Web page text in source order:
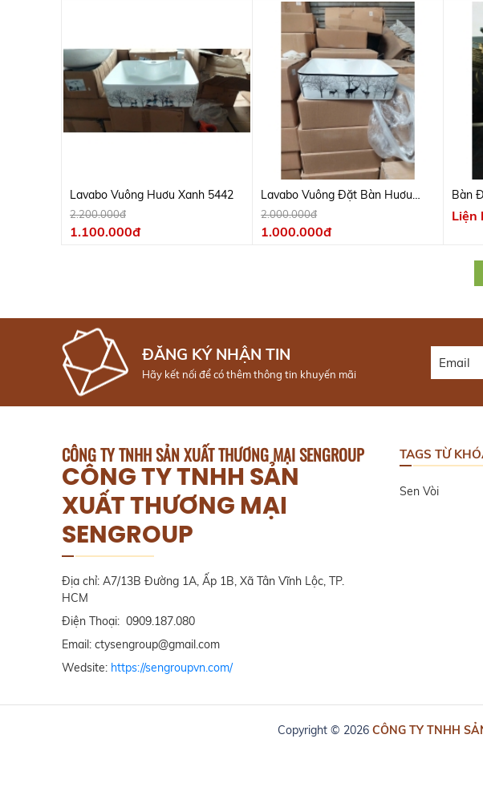
Lavabo Vuông Huơu Xanh 5442
2.200.000đ
1.100.000đ
Lavabo Vuông Đặt Bàn Huơu
Đen 1442
2.000.000đ
1.000.000đ
Bàn
Liện
ĐĂNG KÝ NHẬN TIN
Hãy kết nối để có thêm thông tin khuyến mãi
CÔNG TY TNHH SẢN XUẤT THƯƠNG MẠI SENGROUP
CÔNG TY TNHH SẢN
XUẤT THƯƠNG MẠI
SENGROUP
Địa chỉ: A7/13B Đường 1A, Ấp 1B, Xã Tân Vĩnh Lộc, TP.
HCM
Điện Thoại: 0909.187.080
Email: ctysengroup@gmail.com
Wedsite: https://sengroupvn.com/
TAGS TỪ
Sen Vòi
Copyright © 2026 CÔNG TY TNHH